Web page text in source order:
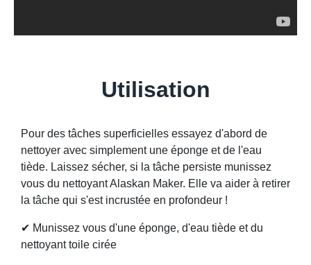
Utilisation
Pour des tâches superficielles essayez d'abord de
nettoyer avec simplement une éponge et de l'eau
tiède. Laissez sécher, si la tâche persiste munissez
vous du nettoyant Alaskan Maker. Elle va aider à retirer
la tâche qui s'est incrustée en profondeur !
✔ Munissez vous d'une éponge, d'eau tiède et du
nettoyant toile cirée